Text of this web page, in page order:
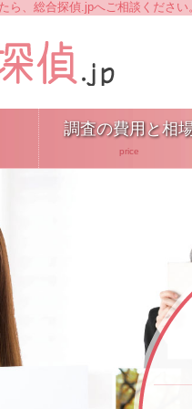
ら、総合探偵.jpへご相談くださ
調査の費用と相
price